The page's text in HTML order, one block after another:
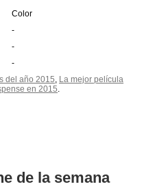
Color
-
-
-
del año 2015 La mejor película
en 2015
de la semana